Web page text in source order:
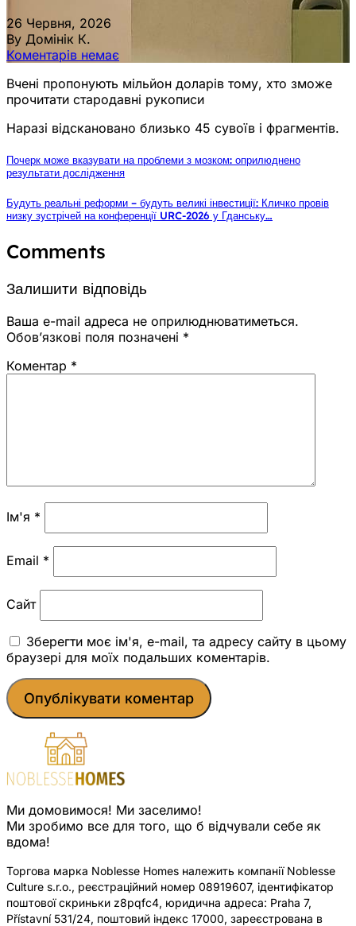
26 Червня, 2026
By Домінік К.
Коментарів немає
Вчені пропонують мільйон доларів тому, хто зможе
прочитати стародавні рукописи
Наразі відскановано близько 45 сувоїв і фрагментів.
Почерк може вказувати на проблеми з мозком: оприлюднено
результати дослідження
Будуть реальні реформи – будуть великі інвестиції: Кличко провів
низку зустрічей на конференції URC-2026 у Гданську…
Comments
Залишити відповідь
Ваша e-mail адреса не оприлюднюватиметься.
Обов’язкові поля позначені *
Коментар *
Ім'я *
Email *
Сайт
Зберегти моє ім'я, e-mail, та адресу сайту в цьому
браузері для моїх подальших коментарів.
Ми домовимося! Ми заселимо!
Ми зробимо все для того, що б відчували себе як
вдома!
Торгова марка Noblesse Homes належить компанії Noblesse
Culture s.r.o., реєстраційний номер 08919607, ідентифікатор
поштової скриньки z8pqfc4, юридична адреса: Praha 7,
Přístavní 531/24, поштовий індекс 17000, зареєстрована в